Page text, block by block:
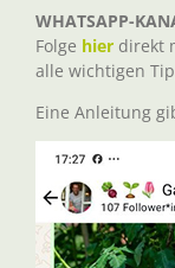
WHATSAPP-
Folge hier direkt
alle wichtigen
Eine Anleitung